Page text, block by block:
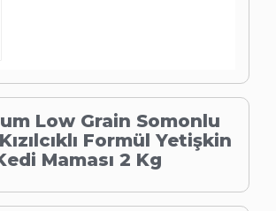
Low Grain Somonlu
Formül Yetişkin
Maması 2 Kg